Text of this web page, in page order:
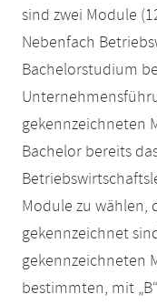
sind zwei Module
Nebenfach
Bachelorstudium
gekennzeichneten
Bachelor bereits
Module zu wählen,
gekennzeichnet
gekennzeichneten
bestimmten, mit